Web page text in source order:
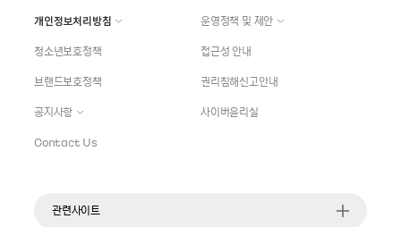
개인정보처리방침
운영정책 및 제안
청소년보호정책
접근성 안내
브랜드보호정책
권리침해신고안내
공지사항
사이버윤리실
Contact Us
관련사이트